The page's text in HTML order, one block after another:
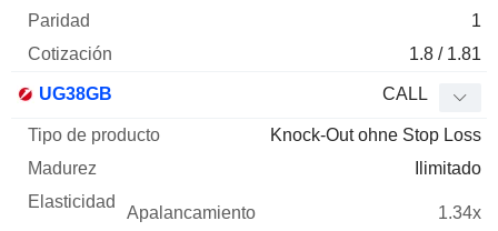
1
1.8 / 1.81
UG38GB CALL
Knock-Out ohne Stop Loss
Ilimitado
1.34x